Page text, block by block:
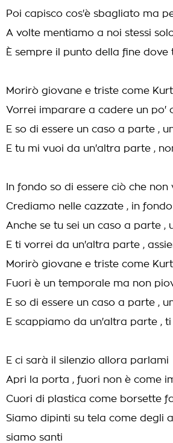
Poi capisco cos'è sbagliato ma
A volte mentiamo a noi stessi
È sempre il punto della fine dove
Morirò giovane e triste come
Vorrei imparare a cadere un po'
E so di essere un caso a parte ,
E tu mi vuoi da un'altra parte ,
In fondo so di essere ciò che non
Crediamo nelle cazzate , in
Anche se tu sei un caso a parte ,
E ti vorrei da un'altra parte ,
Morirò giovane e triste come
Fuori è un temporale ma non
E so di essere un caso a parte ,
E scappiamo da un'altra parte , ti
E ci sarà il silenzio allora parlami
Apri la porta , fuori non è come
Cuori di plastica come borsette
Siamo dipinti su tela come degli
siamo santi